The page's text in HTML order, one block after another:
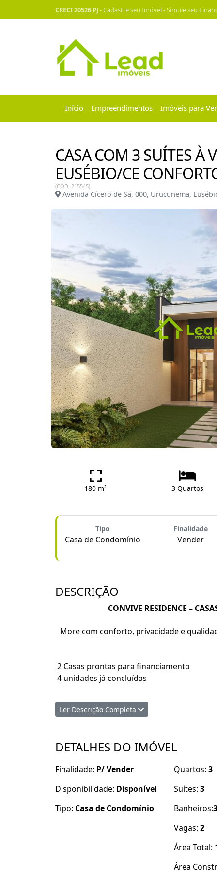
CRECI 20526 PJ -Cadastre seu Imóvel-Simule seu
Início Empreendimentos Imóveis para
CASA COM 3 SUÍTES À
EUSÉBIO/CE
(COD: 215545)
Avenida Cícero de Sá, 000, Urucunema,
180 m² 3 Quartos
Tipo
Casa de Condomínio
Finalidade
Vender
DESCRIÇÃO
CONVIVE RESIDENCE –
More com conforto, privacidade e
2 Casas prontas para financiamento
4 unidades já concluídas
Casas modernas com excelente padrão de
conforto e integração dos ambientes.
3 suítes (sendo 1 reversível)
Pé-direito duplo nas áreas sociais
Ler Descrição Completa
DETALHES DO IMÓVEL
Finalidade: P/ Vender
Disponibilidade: Disponível
Tipo: Casa de Condomínio
Quartos:3
Suítes:3
Banheiros:3
Vagas:2
Área Total:
Área